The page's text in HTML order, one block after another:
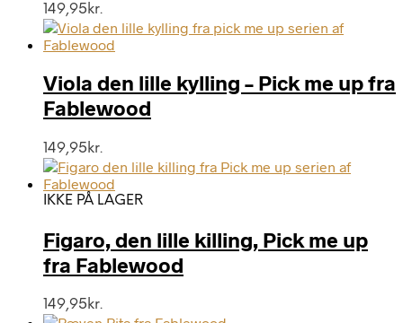
149,95kr.
Viola den lille kylling – Pick me up fra
Fablewood
149,95kr.
IKKE PÅ LAGER
Figaro, den lille killing, Pick me up
fra Fablewood
149,95kr.